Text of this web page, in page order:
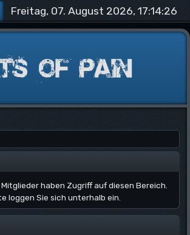
Freitag, 07. August 2026, 17:14:26
haben Zugriff auf diesen Bereich.
loggen Sie sich unterhalb ein.